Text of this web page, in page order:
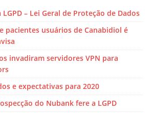
LGPD – Lei Geral de Proteção de Dados
pacientes usuários de Canabidiol é
invadiram servidores VPN para
e expectativas para 2020
do Nubank fere a LGPD